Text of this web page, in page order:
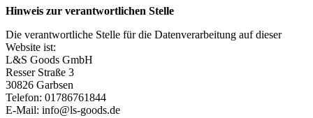
Hinweis zur verantwortlichen Stelle
Die verantwortliche Stelle für die Datenverarbeitung auf dieser
Website ist:
L&S Goods GmbH
Resser Straße 3
30826 Garbsen
Telefon: 01786761844
E-Mail: info@ls-goods.de